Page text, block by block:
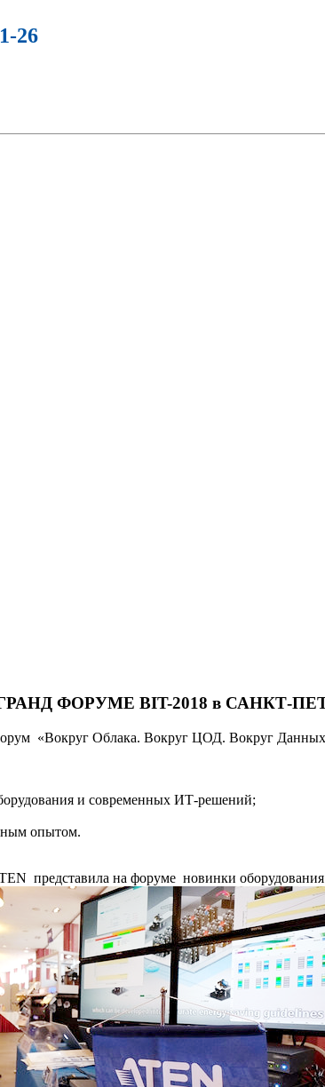
26
ФОРУМЕ BIT-2018 в САНКТ-
Форум «Вокруг Облака. Вокруг ЦОД. Вокруг
и современных ИТ-решений;
опытом.
представила на форуме новинки